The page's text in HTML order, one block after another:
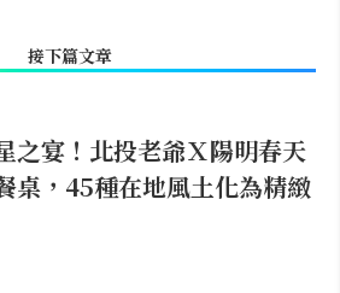
接下篇文章
之宴！北投老爺Ｘ陽明春天
桌，45種在地風土化為精緻